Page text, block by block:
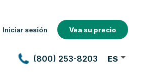
Iniciar sesión Vea su precio
(800) 253-8203 ES